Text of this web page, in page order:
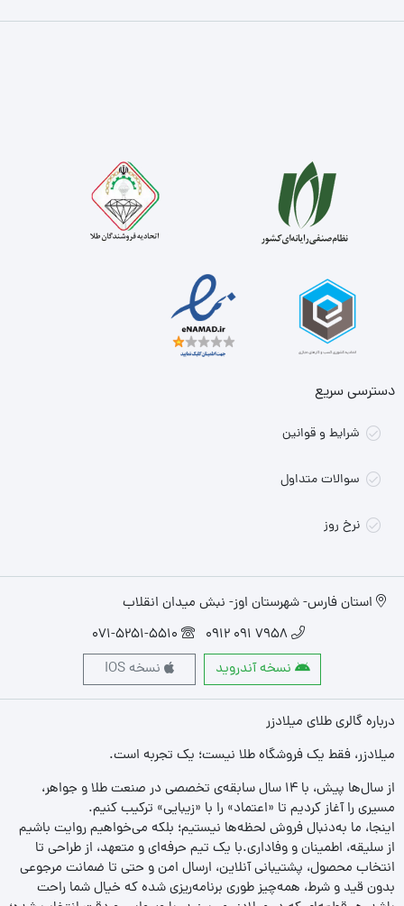
دسترسی سریع
شرایط و قوانین
سوالات متداول
نرخ روز
استان فارس- شهرستان اوز- نبش میدان انقلاب
7958 091 0912
071-5251-5510
نسخه آندروید
نسخه IOS
درباره گالری طلای میلادزر
میلادزر، فقط یک فروشگاه طلا نیست؛ یک تجربه‌ است.
از سال‌ها پیش، با ۱۴ سال سابقه‌ی تخصصی در صنعت طلا و جواهر،
مسیری را آغاز کردیم تا «اعتماد» را با «زیبایی» ترکیب کنیم.
اینجا، ما به‌دنبال فروش لحظه‌ها نیستیم؛ بلکه می‌خواهیم روایت باشیم
از سلیقه، اطمینان و وفاداری.با یک تیم حرفه‌ای و متعهد، از طراحی تا
انتخاب محصول، پشتیبانی آنلاین، ارسال امن و حتی تا ضمانت مرجوعی
بدون قید و شرط، همه‌چیز طوری برنامه‌ریزی شده که خیال شما راحت